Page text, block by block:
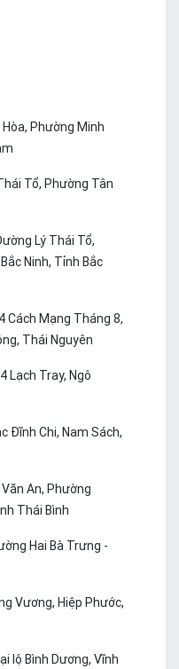
Hòa, Phường Minh
Tổ, Phường Tân
Lý Thái Tổ,
Ninh, Tỉnh Bắc
Cách Mạng Tháng 8,
Thái Nguyên
Lạch Tray, Ngô
Đĩnh Chi, Nam Sách,
An, Phường
Thái Bình
Hai Bà Trưng -
Vương, Hiệp Phước,
lộ Bình Dương, Vĩnh